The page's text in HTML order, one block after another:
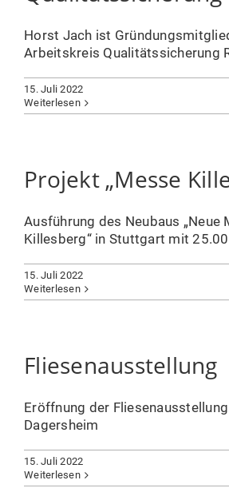
Horst Jach ist
Arbeitskreis Qualitätssicherung
15. Juli 2022
Weiterlesen
Projekt „Messe
Ausführung des Neubaus „Neue
Killesberg“ in Stuttgart mit
15. Juli 2022
Weiterlesen
Fliesenausstellung
Eröffnung der
Dagersheim
15. Juli 2022
Weiterlesen